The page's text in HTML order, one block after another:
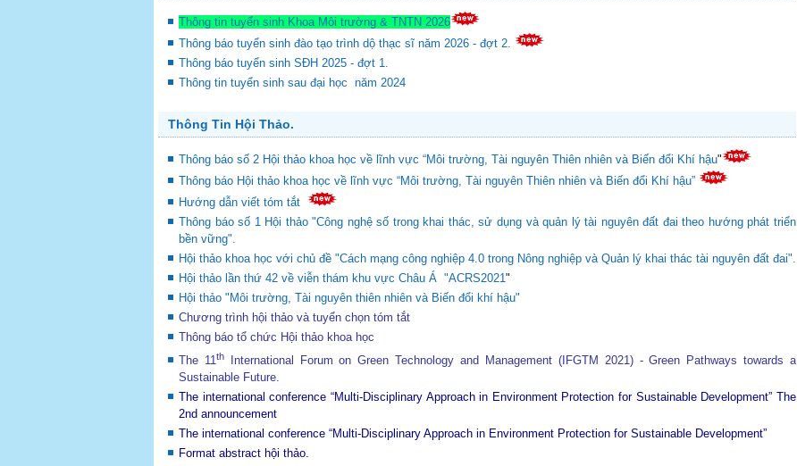
Thông tin tuyển sinh Khoa Môi trường & TNTN 2026
Thông báo tuyển sinh đào tạo trình dộ thạc sĩ năm 2026 - đợt 2.
Thông báo tuyển sinh SĐH 2025 - đợt 1.
Thông tin tuyển sinh sau đại học năm 2024
Thông Tin Hội Thảo.
Thông báo số 2 Hội thảo khoa học về lĩnh vực “Môi trường, Tài nguyên Thiên nhiên và Biến đổi Khí hậu"
Thông báo Hội thảo khoa học về lĩnh vực “Môi trường, Tài nguyên Thiên nhiên và Biến đổi Khí hậu”
Hướng dẫn viết tóm tắt
Thông báo số 1 Hội thảo "Công nghệ số trong khai thác, sử dụng và quản lý tài nguyên đất đai theo hướng phát triển
bền vững".
Hội thảo khoa học với chủ đề "Cách mạng công nghiệp 4.0 trong Nông nghiệp và Quản lý khai thác tài nguyên đất đai".
Hội thảo lần thứ 42 về viễn thám khu vực Châu Á "ACRS2021"
Hội thảo "Môi trường, Tài nguyên thiên nhiên và Biến đổi khí hậu"
Chương trình hội thảo và tuyển chọn tóm tắt
Thông báo tổ chức Hội thảo khoa học
The 11thInternational Forum on Green Technology and Management (IFGTM 2021) - Green Pathways towards a
Sustainable Future.
The international conference “Multi-Disciplinary Approach in Environment Protection for Sustainable Development” The
2nd announcement
The international conference “Multi-Disciplinary Approach in Environment Protection for Sustainable Development”
Format abstract hội thảo.